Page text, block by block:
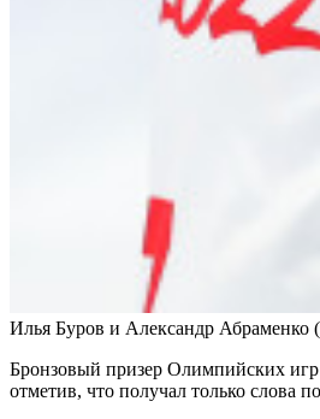
Илья Буров и Александр Абраменко
Бронзовый призер Олимпийских
отметив, что получал только слова